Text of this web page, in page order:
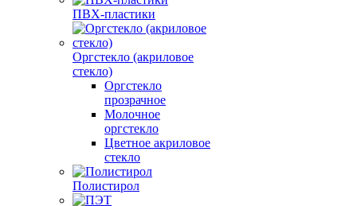
ПВХ-пластики
Оргстекло (акриловое
стекло)
Оргстекло
прозрачное
Молочное
оргстекло
Цветное акриловое
стекло
Полистирол